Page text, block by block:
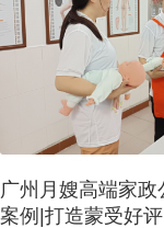
广州月嫂高端家政
案例|打造蒙受好评